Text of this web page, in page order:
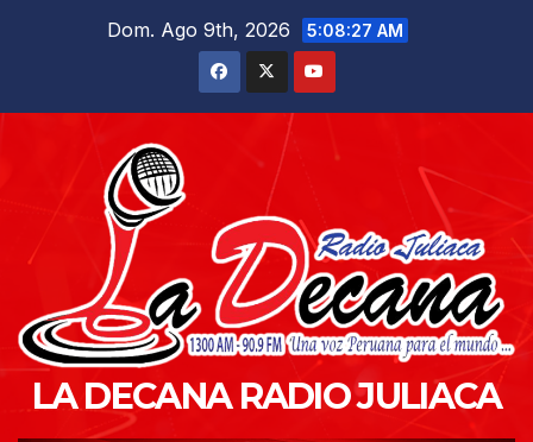
Dom. Ago 9th, 2026 5:08:28 AM
LA DECANA RADIO JULIACA